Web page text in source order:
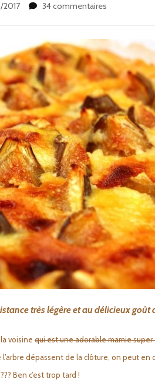
34 commentaires
très légère et au délicieux goût
voisine qui est une adorable mamie
dépassent de la clôture, on peut en
Ben c’est trop tard !